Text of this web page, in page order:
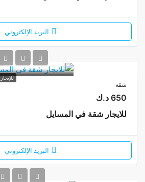
البريد الإلكتروني
للإيجار
شقة
650 د.ك
للايجار شقة في المسايل
البريد الإلكتروني